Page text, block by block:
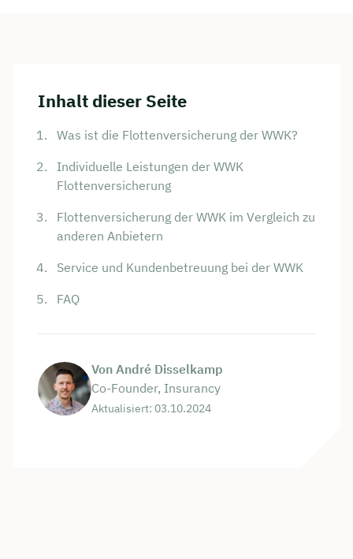
Inhalt dieser Seite
Was ist die Flottenversicherung der WWK?
Individuelle Leistungen der WWK
Flottenversicherung
Flottenversicherung der WWK im Vergleich zu
anderen Anbietern
Service und Kundenbetreuung bei der WWK
FAQ
Von André Disselkamp
Co-Founder, Insurancy
Aktualisiert: 03.10.2024